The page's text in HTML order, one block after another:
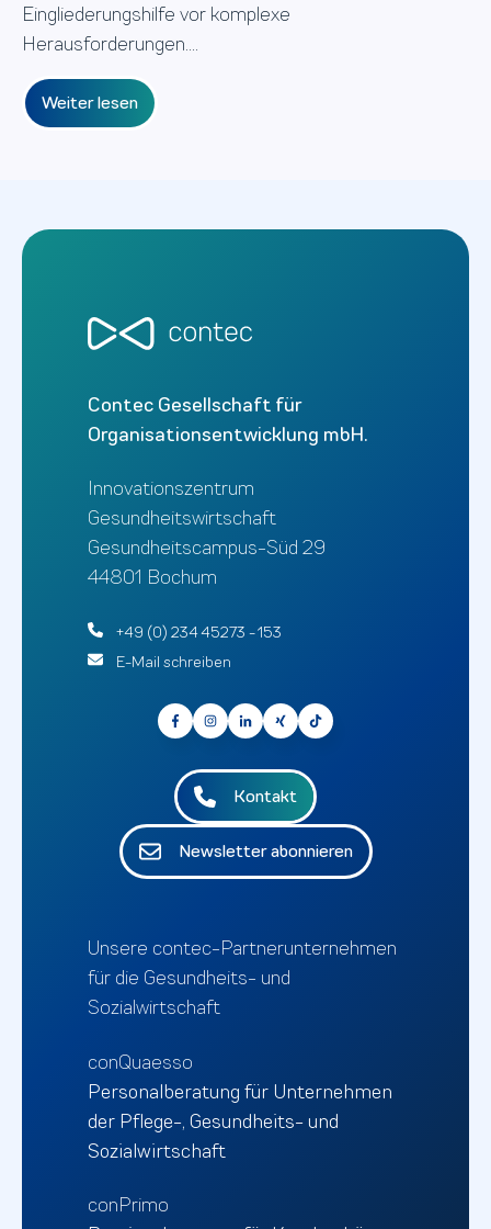
Eingliederungshilfe vor komplexe
Herausforderungen....
Weiter lesen
Contec Gesellschaft für
Organisationsentwicklung mbH.
Innovationszentrum
Gesundheitswirtschaft
Gesundheitscampus-Süd 29
44801 Bochum
+49 (0) 234 45273 - 153
E-Mail schreiben
Kontakt
Newsletter abonnieren
Unsere contec-Partnerunternehmen
für die Gesundheits- und
Sozialwirtschaft
conQuaesso
Personalberatung für Unternehmen
der Pflege-, Gesundheits- und
Sozialwirtschaft
conPrimo